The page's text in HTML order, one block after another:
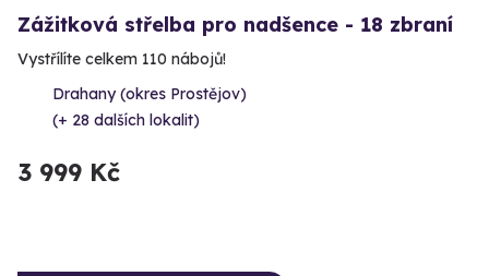
Zážitková střelba pro nadšence - 18 zbraní
Vystřílíte celkem 110 nábojů!
Drahany (okres Prostějov)
(+ 28 dalších lokalit)
3 999 Kč